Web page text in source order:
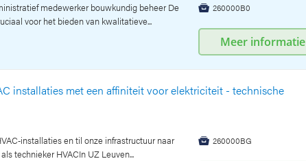
medewerker bouwkundig beheer De
voor het bieden van kwalitatieve...
 260000B0
Meer informatie
installaties met een affiniteit voor elektriciteit - technische
en til onze infrastructuur naar
technieker HVACIn UZ Leuven...
 260000BG